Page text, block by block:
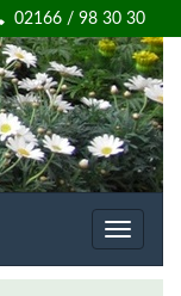
02166 / 98 30 30
Toggle